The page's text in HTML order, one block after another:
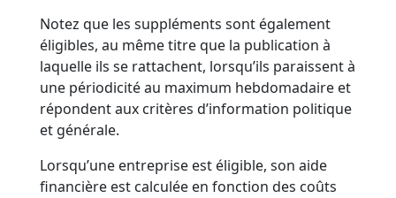
Notez que les suppléments sont également
éligibles, au même titre que la publication à
laquelle ils se rattachent, lorsqu’ils paraissent à
une périodicité au maximum hebdomadaire et
répondent aux critères d’information politique
et générale.
Lorsqu’une entreprise est éligible, son aide
financière est calculée en fonction des coûts